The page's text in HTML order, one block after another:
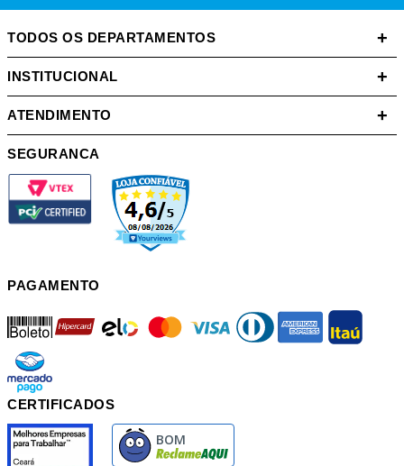
TODOS OS DEPARTAMENTOS +
INSTITUCIONAL +
ATENDIMENTO +
SEGURANCA
PAGAMENTO
boleto mastercard diners american itau
mercadopago
CERTIFICADOS